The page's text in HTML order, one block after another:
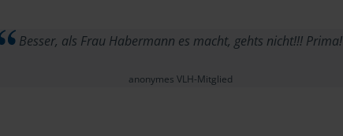
Besser, als Frau Habermann es macht, gehts nicht!!! Prima!
anonymes VLH-Mitglied